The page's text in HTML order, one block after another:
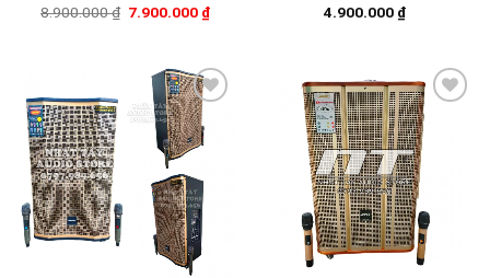
8.900.000₫ Giá
7.900.000 ₫Giá
7.900.000 ₫.
4.900.000 ₫
Add to
wishlist
Add to
wishlist